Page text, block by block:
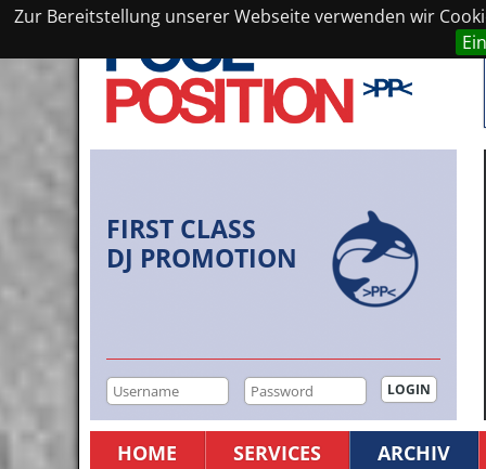
Zur Bereitstellung unserer Webseite verwenden wir
FIRST CLASS
DJ PROMOTION
HOME SERVICES ARCHIV